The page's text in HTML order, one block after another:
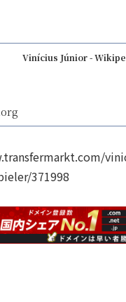
Vinícius Júnior -
371998